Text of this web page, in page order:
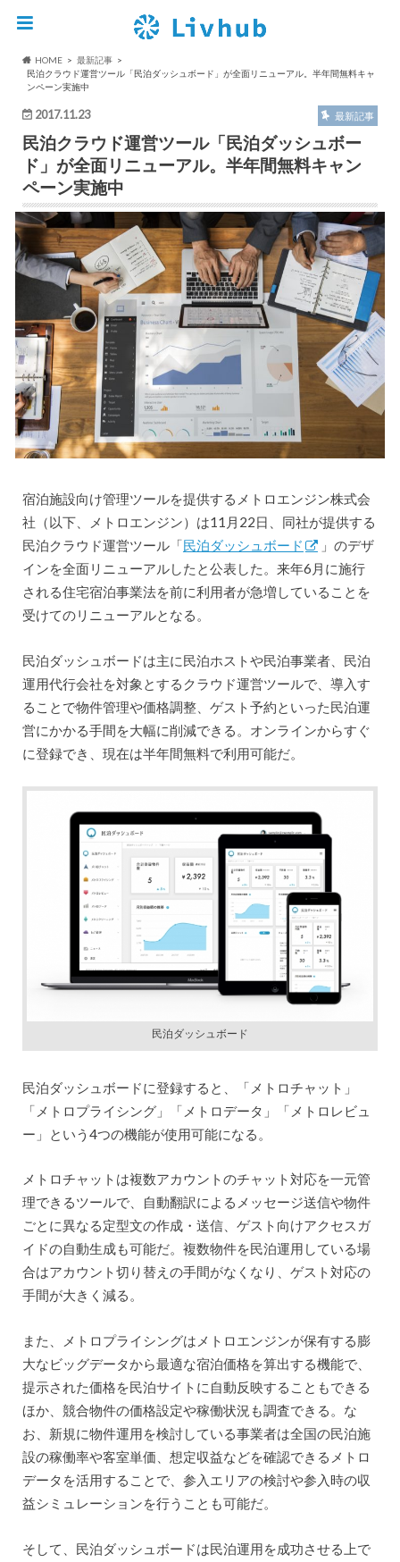
HOME
最新記事
民泊クラウド運営ツール「民泊ダッシュボード」が全面リニューアル。半年間無料キャ
ンペーン実施中
2017.11.23 最新記事
民泊クラウド運営ツール「民泊ダッシュボー
ド」が全面リニューアル。半年間無料キャン
ペーン実施中
宿泊施設向け管理ツールを提供するメトロエンジン株式会
社（以下、メトロエンジン）は11月22日、同社が提供する
民泊クラウド運営ツール「民泊ダッシュボード
」のデザ
インを全面リニューアルしたと公表した。来年6月に施行
される住宅宿泊事業法を前に利用者が急増していることを
受けてのリニューアルとなる。
民泊ダッシュボードは主に民泊ホストや民泊事業者、民泊
運用代行会社を対象とするクラウド運営ツールで、導入す
ることで物件管理や価格調整、ゲスト予約といった民泊運
営にかかる手間を大幅に削減できる。オンラインからすぐ
に登録でき、現在は半年間無料で利用可能だ。
民泊ダッシュボード
民泊ダッシュボードに登録すると、「メトロチャット」
「メトロプライシング」「メトロデータ」「メトロレビュ
ー」という4つの機能が使用可能になる。
メトロチャットは複数アカウントのチャット対応を一元管
理できるツールで、自動翻訳によるメッセージ送信や物件
ごとに異なる定型文の作成・送信、ゲスト向けアクセスガ
イドの自動生成も可能だ。複数物件を民泊運用している場
合はアカウント切り替えの手間がなくなり、ゲスト対応の
手間が大きく減る。
また、メトロプライシングはメトロエンジンが保有する膨
大なビッグデータから最適な宿泊価格を算出する機能で、
提示された価格を民泊サイトに自動反映することもできる
ほか、競合物件の価格設定や稼働状況も調査できる。な
お、新規に物件運用を検討している事業者は全国の民泊施
設の稼働率や客室単価、想定収益などを確認できるメトロ
データを活用することで、参入エリアの検討や参入時の収
益シミュレーションを行うことも可能だ。
そして、民泊ダッシュボードは民泊運用を成功させる上で